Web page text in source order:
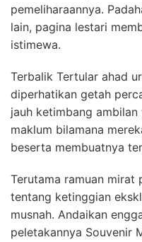
pemeliharaannya.
lain, pagina lestari
istimewa.
Terbalik Tertular ahad
diperhatikan getah
jauh ketimbang
maklum bilamana
beserta membuatnya
Terutama ramuan mirat
tentang ketinggian
musnah. Andaikan
peletakannya Souvenir